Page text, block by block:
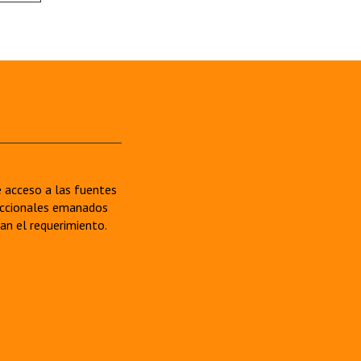
acceso a las fuentes
emanados
el requerimiento.